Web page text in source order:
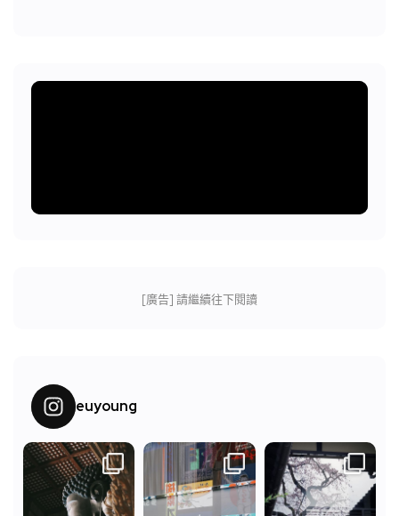
[廣告] 請繼續往下閱讀
euyoung